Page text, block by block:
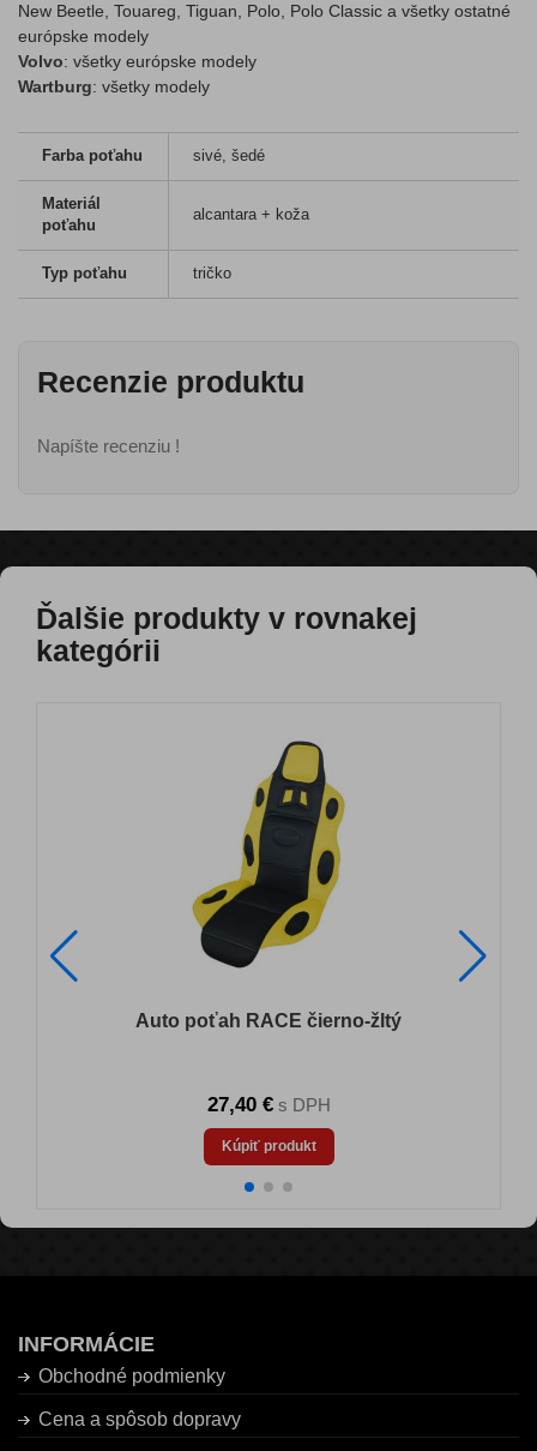
New Beetle, Touareg, Tiguan, Polo, Polo Classic a všetky ostatné
európske modely
Volvo: všetky európske modely
Wartburg: všetky modely
Farba poťahu sivé, šedé
Materiál
poťahu
alcantara + koža
Typ poťahu tričko
Recenzie produktu
Napíšte recenziu !
Ďalšie produkty v rovnakej
kategórii
Auto poťah RACE čierno-žltý
27,40 €s DPH
Kúpiť produkt
INFORMÁCIE
Obchodné podmienky
Cena a spôsob dopravy